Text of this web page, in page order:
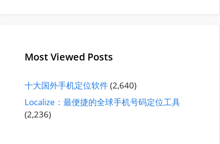
Most Viewed Posts
十大国外手机定位软件(2,640)
Localize：最便捷的全球手机号码定位工具
(2,236)